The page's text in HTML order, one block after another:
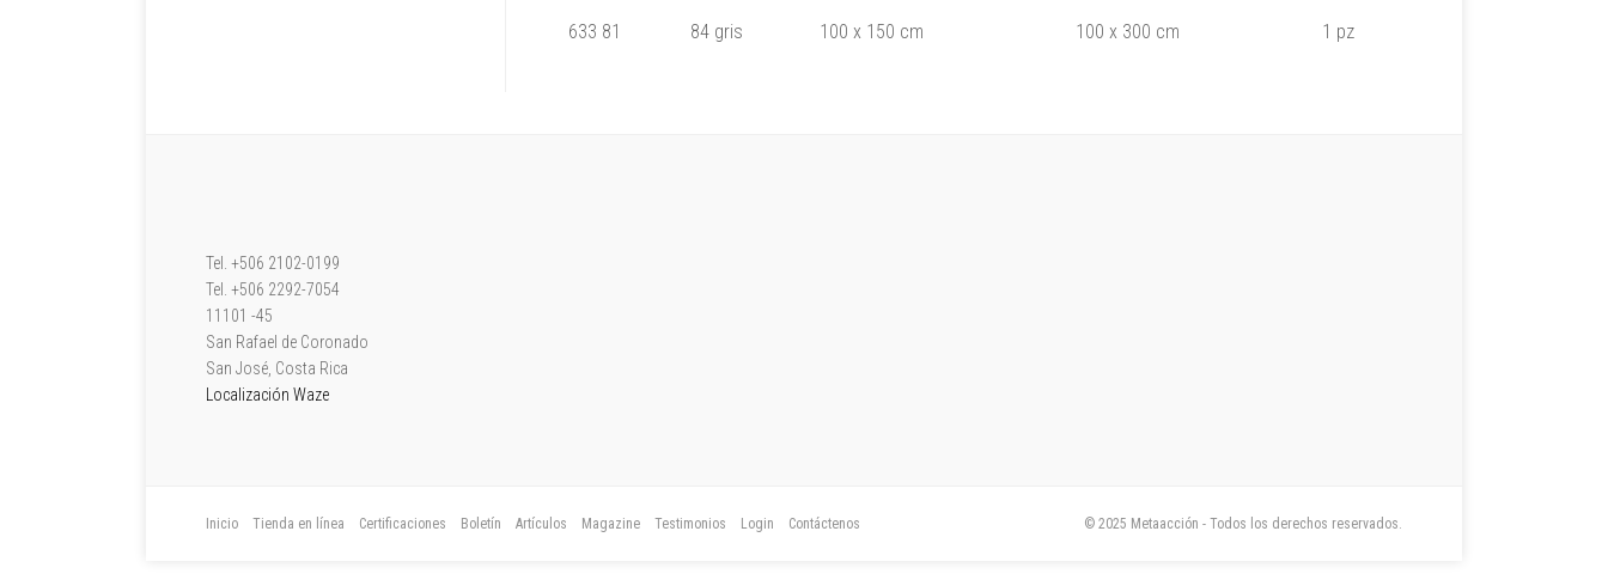
633 81 84 gris 100 x 150 cm 100 x 300 cm 1 pz
Tel. +506 2102-0199
Tel. +506 2292-7054
11101 -45
San Rafael de Coronado
San José, Costa Rica
Localización Waze
Inicio Tienda en línea Certificaciones Boletín Artículos Magazine Testimonios Login Contáctenos © 2025 Metaacción - Todos los derechos reservados.